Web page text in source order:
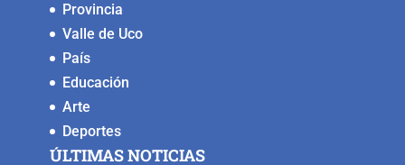
Provincia
Valle de Uco
País
Educación
Arte
Deportes
ÚLTIMAS NOTICIAS